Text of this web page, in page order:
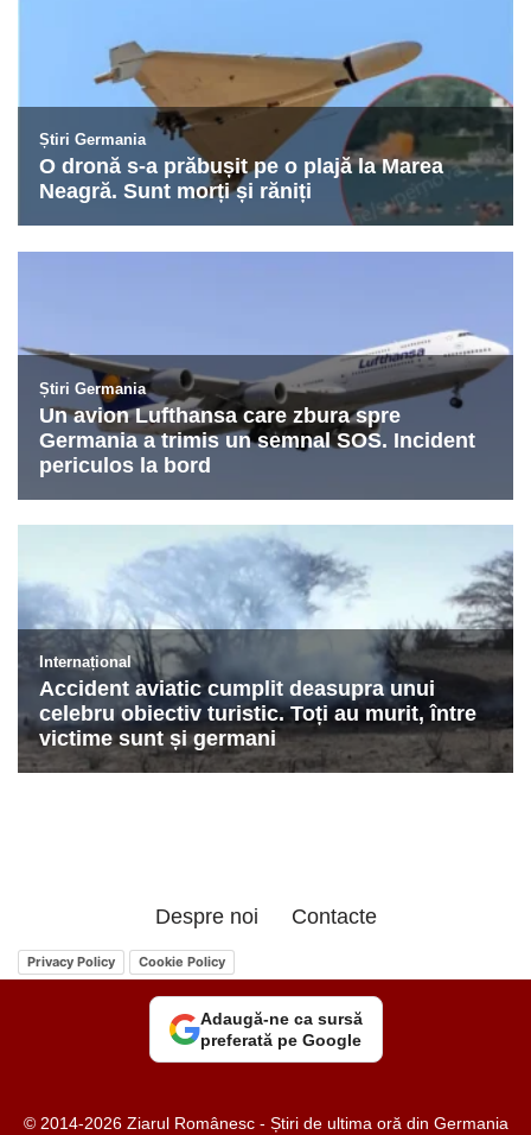
Despre noi Contacte
Privacy Policy Cookie Policy
Adaugă-ne ca sursă
preferată pe Google
© 2014-2026 Ziarul Românesc - Știri de ultima oră din Germania